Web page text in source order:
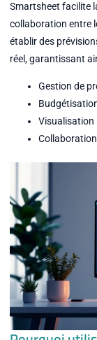
Smartsheet facilite
collaboration entre
établir des
réel, garantissant
Gestion de
Visualisation